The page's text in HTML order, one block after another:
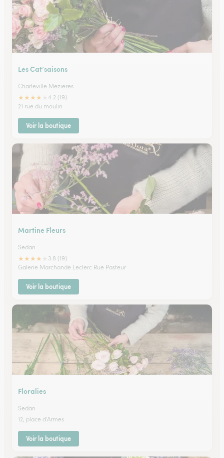
Les Cat’saisons
Charleville Mezieres
★★★★
4.2 (19)
21 rue du moulin
Voir la boutique
Martine Fleurs
Sedan
★★★★
3.8 (19)
Galerie Marchande Leclerc Rue Pasteur
Voir la boutique
Floralies
Sedan
12, place d'Armes
Voir la boutique